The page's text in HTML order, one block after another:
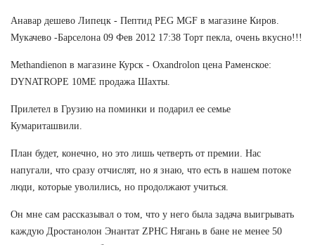
Анавар дешево Липецк - Пептид PEG MGF в магазине Киров.
Мукачево -Барселона 09 Фев 2012 17:38 Торт пекла, очень вкусно!!!
Methandienon в магазине Курск - Oxandrolon цена Раменское:
DYNATROPE 10ME продажа Шахты.
Прилетел в Грузию на поминки и подарил ее семье
Кумариташвили.
План будет, конечно, но это лишь четверть от премии. Нас
напугали, что сразу отчислят, но я знаю, что есть в нашем потоке
люди, которые уволились, но продолжают учиться.
Он мне сам рассказывал о том, что у него была задача выигрывать
каждую Дростанолон Энантат ZPHC Нягань в бане не менее 50